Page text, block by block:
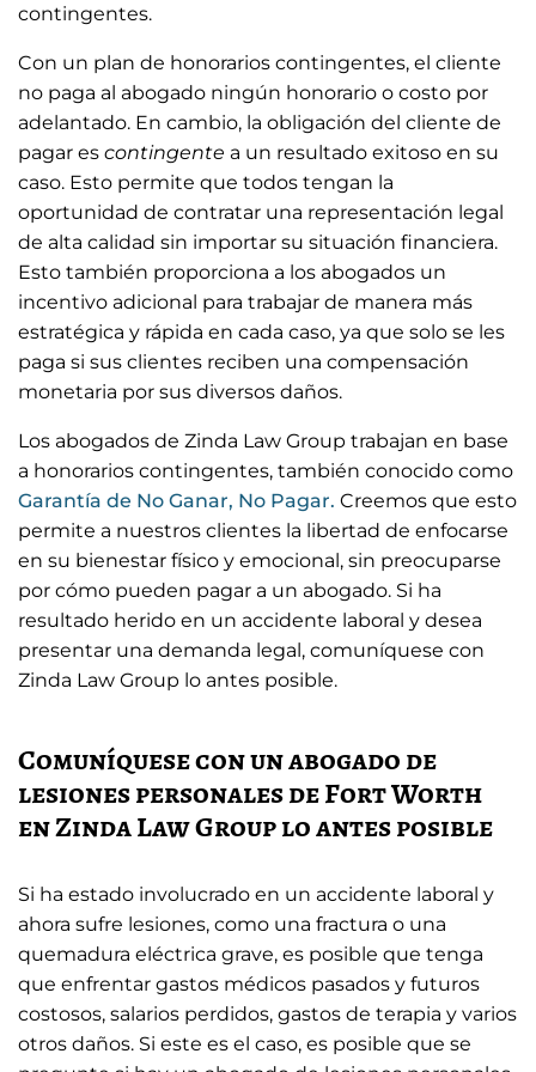
contingentes.
Con un plan de honorarios contingentes, el cliente
no paga al abogado ningún honorario o costo por
adelantado. En cambio, la obligación del cliente de
pagar es contingente a un resultado exitoso en su
caso. Esto permite que todos tengan la
oportunidad de contratar una representación legal
de alta calidad sin importar su situación financiera.
Esto también proporciona a los abogados un
incentivo adicional para trabajar de manera más
estratégica y rápida en cada caso, ya que solo se les
paga si sus clientes reciben una compensación
monetaria por sus diversos daños.
Los abogados de Zinda Law Group trabajan en base
a honorarios contingentes, también conocido como
Garantía de No Ganar, No Pagar. Creemos que esto
permite a nuestros clientes la libertad de enfocarse
en su bienestar físico y emocional, sin preocuparse
por cómo pueden pagar a un abogado. Si ha
resultado herido en un accidente laboral y desea
presentar una demanda legal, comuníquese con
Zinda Law Group lo antes posible.
Comuníquese con un abogado de
lesiones personales de Fort Worth
en Zinda Law Group lo antes posible
Si ha estado involucrado en un accidente laboral y
ahora sufre lesiones, como una fractura o una
quemadura eléctrica grave, es posible que tenga
que enfrentar gastos médicos pasados ​​y futuros
costosos, salarios perdidos, gastos de terapia y varios
otros daños. Si este es el caso, es posible que se